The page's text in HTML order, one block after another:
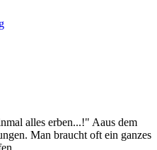
alles erben...!" Aaus dem
Man braucht oft ein ganzes